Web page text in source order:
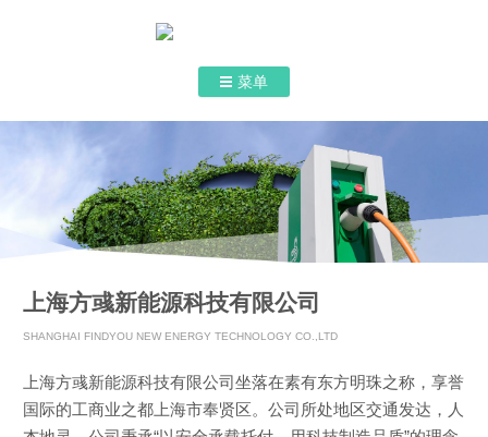
菜单
关于我们
认证和证书
联系我们
上海方彧新能源科技有限公司
SHANGHAI FINDYOU NEW ENERGY TECHNOLOGY CO.,LTD
上海方彧新能源科技有限公司坐落在素有东方明珠之称，享誉
国际的工商业之都上海市奉贤区。公司所处地区交通发达，人